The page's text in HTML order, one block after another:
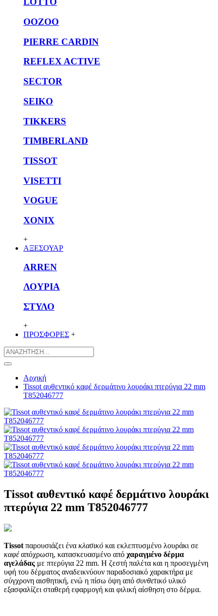
OOZOO
PIERRE CARDIN
REFLEX ACTIVE
SECTOR
SEIKO
TIKKERS
TIMBERLAND
TISSOT
VISETTI
VOGUE
XONIX
+
ΑΞΕΣΟΥΑΡ
ARREN
ΛΟΥΡΙΑ
ΣΤΥΛΟ
+
ΠΡΟΣΦΟΡΕΣ +
Αρχική
Tissot αυθεντικό καφέ δερμάτινο λουράκι πτερύγια 22 mm
T852046777
Tissot αυθεντικό καφέ δερμάτινο λουράκι
πτερύγια 22 mm T852046777
Tissot παρουσιάζει ένα κλασικό και εκλεπτυσμένο λουράκι σε
καφέαπόχρωση, κατασκευασμένο από χαραγμένο δέρμα
αγελάδας με πτερύγια 22 mm. Η ζεστή παλέτα και η προσεγμένη
υφή του δέρματος αναδεικνύουν παραδοσιακό χαρακτήρα με
σύγχρονη αισθητική, ενώ η πίσω όψη από συνθετικό υλικό
εξασφαλίζει σταθερή εφαρμογή και φιλική αίσθηση στο δέρμα.